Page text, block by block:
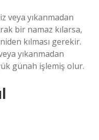
veya yıkanmadan
bir namaz kılarsa,
kılması gerekir.
yıkanmadan
günah işlemiş olur.